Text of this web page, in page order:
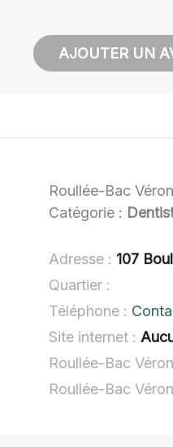
AJOUTER UN
Roullée-Bac
Catégorie :
Adresse : 107
Quartier :
Téléphone :
Site internet :
Roullée-Bac
Roullée-Bac